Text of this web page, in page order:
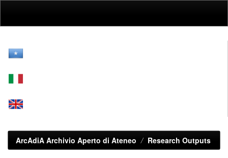
ArcAdiA Archivio Aperto di Ateneo Research Outputs